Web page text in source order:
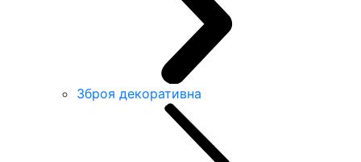
Зброя декоративна